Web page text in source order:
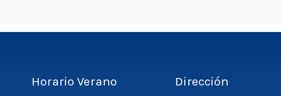
Horario Verano Dirección